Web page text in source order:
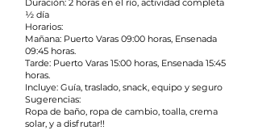
Duración: 2 horas en el río, actividad completa
½ día
Horarios:
Mañana: Puerto Varas 09:00 horas, Ensenada
09:45 horas.
Tarde: Puerto Varas 15:00 horas, Ensenada 15:45
horas.
Incluye: Guía, traslado, snack, equipo y seguro
Sugerencias:
Ropa de baño, ropa de cambio, toalla, crema
solar, y a disfrutar!!